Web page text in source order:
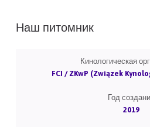
Наш питомник
Кинологическая
FCI / ZKwP (Związek
Год
2019